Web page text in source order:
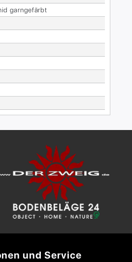
garn­ge­färbt
und Service